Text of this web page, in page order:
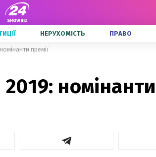
НЕРУХОМІСТЬ ПРАВО
премії
номінанти